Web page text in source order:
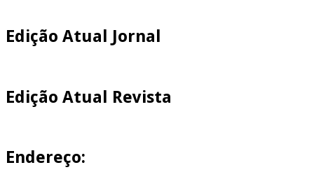
Edição Atual Jornal
Edição Atual Revista
Endereço: